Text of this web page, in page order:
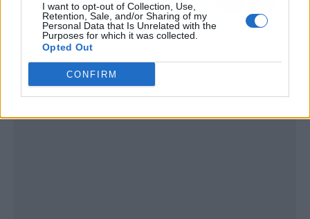
I want to opt-out of Collection, Use,
Retention, Sale, and/or Sharing of my
Personal Data that Is Unrelated with the
Purposes for which it was collected.
Opted Out
CONFIRM